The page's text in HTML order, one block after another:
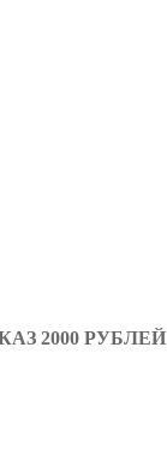
2000 РУБЛЕЙ